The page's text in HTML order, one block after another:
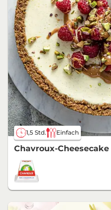
1,5 Std. Einfach
Chavroux-